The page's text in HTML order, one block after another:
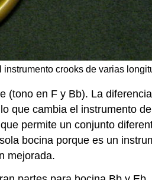
crooks de varias
(tono en F y Bb). La
que cambia el instrumento
permite un conjunto
bocina porque es un
mejorada.